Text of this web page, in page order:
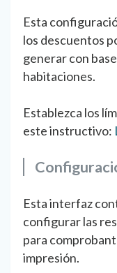
Esta
los descuentos
generar con
habitaciones.
Establezca los
este instructivo:
Esta interfaz
configurar las
para
impresión.